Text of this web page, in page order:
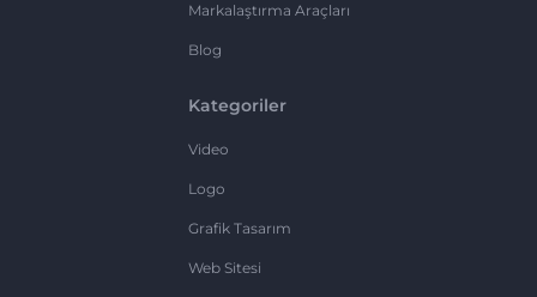
Markalaştırma Araçları
Blog
Kategoriler
Video
Logo
Grafik Tasarım
Web Sitesi